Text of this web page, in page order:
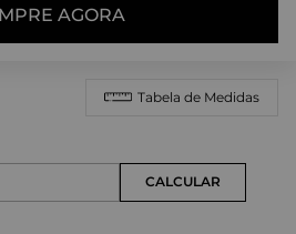
AGORA
Tabela de Medidas